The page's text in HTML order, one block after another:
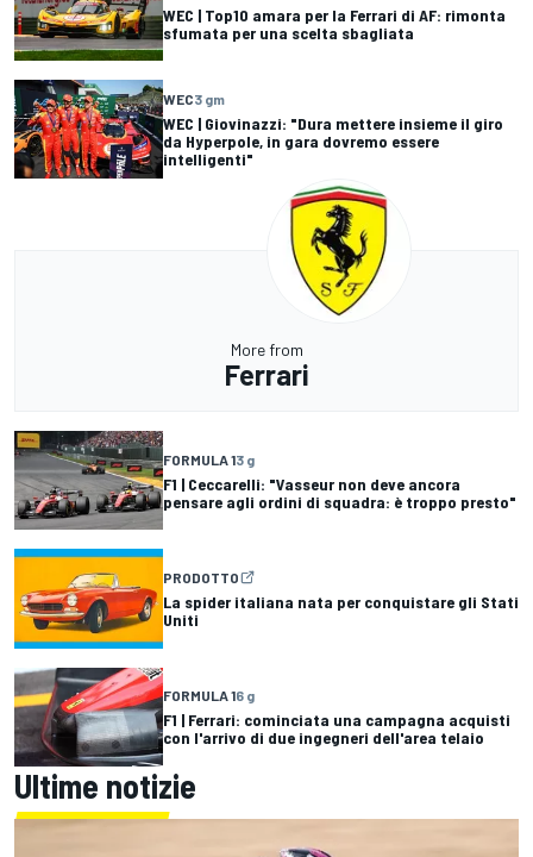
WEC | Top10 amara per la Ferrari di AF: rimonta
sfumata per una scelta sbagliata
WEC3 gm
WEC | Giovinazzi: "Dura mettere insieme il giro
da Hyperpole, in gara dovremo essere
intelligenti"
More from
Ferrari
FORMULA 13 g
F1 | Ceccarelli: "Vasseur non deve ancora
pensare agli ordini di squadra: è troppo presto"
PRODOTTO
La spider italiana nata per conquistare gli Stati
Uniti
FORMULA 16 g
F1 | Ferrari: cominciata una campagna acquisti
con l'arrivo di due ingegneri dell'area telaio
Ultime notizie